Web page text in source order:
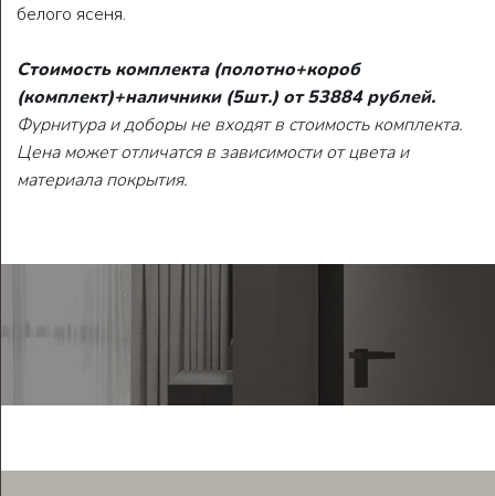
белого ясеня.
Стоимость комплекта (полотно+короб
(комплект)+наличники (5шт.) от 53884 рублей.
Фурнитура и доборы не входят в стоимость комплекта.
Цена может отличатся в зависимости от цвета и
материала покрытия.